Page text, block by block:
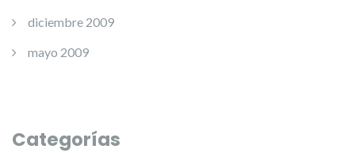
diciembre 2009
mayo 2009
Categorías